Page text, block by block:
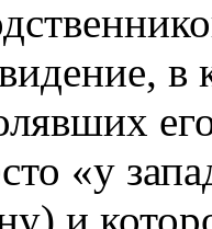
в
«у